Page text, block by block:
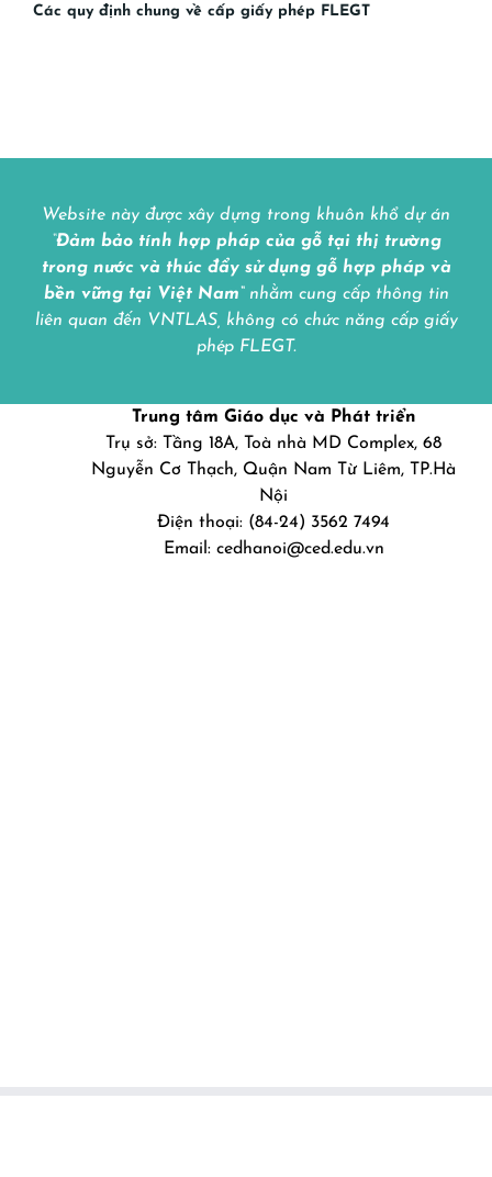
Các quy định chung về cấp giấy phép FLEGT
Website này được xây dựng trong khuôn khổ dự án
“Đảm bảo tính hợp pháp của gỗ tại thị trường
trong nước và thúc đẩy sử dụng gỗ hợp pháp và
bền vững tại Việt Nam“nhằm cung cấp thông tin
liên quan đến VNTLAS, không có chức năng cấp giấy
phép FLEGT.
Trung tâm Giáo dục và Phát triển
Trụ sở: Tầng 18A, Toà nhà MD Complex, 68
Nguyễn Cơ Thạch, Quận Nam Từ Liêm, TP.Hà
Nội
Điện thoại: (84-24) 3562 7494
Email: cedhanoi@ced.edu.vn